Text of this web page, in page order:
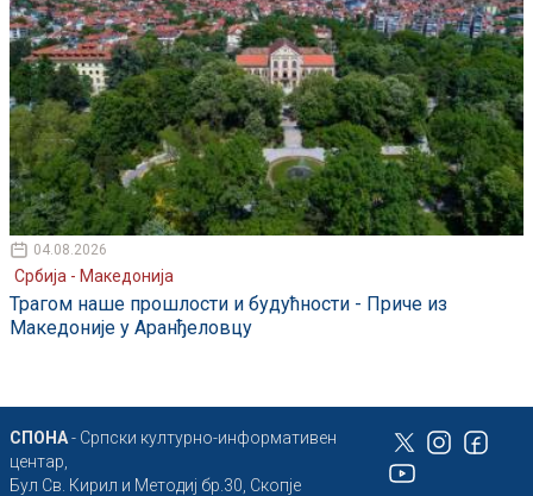
04.08.2026
Србија - Македонија
Трагом наше прошлости и будућности - Приче из
Македоније у Аранђеловцу
СПОНА- Српски културно-информативен
центар,
Бул Св. Кирил и Методиј бр.30, Скопје